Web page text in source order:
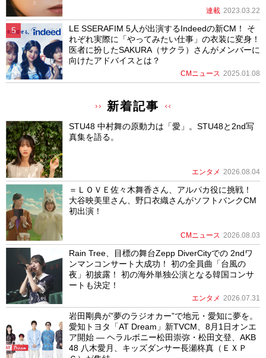
連載 2023.03.22
LE SSERAFIM 5人が出演するIndeedの新CM！ そ
れぞれ実際に「やってみたい仕事」の衣装に変身！
医者に扮したSAKURA（サクラ）さんがメンバーに
向けたアドバイスとは？
CMニュース 2025.01.08
新着記事
STU48 中村舞の原動力は「愛」。STU48と2nd写
真集を語る。
エンタメ 2026.08.04
＝ＬＯＶＥ佐々木舞香さん、アルパカ役に挑戦！
大谷映美里さん、野口衣織さんがソフトバンクCM
初出演！
CMニュース 2026.08.03
Rain Tree、目標の舞台Zepp DiverCityでの 2ndワ
ンマンコンサート大成功！ 初の全員曲「台風の
夜」初披露！ 初の海外単独公演となる韓国コンサ
ートも決定！
エンタメ 2026.07.31
岩田剛典が”夢のラジオカー”で地元・愛知に夢を。
愛知トヨタ「AT Dream」新TVCM、8月1日オンエ
ア開始 ― ヘラルボニー松田崇弥・松田文登、AKB
48 八木愛月、キッズダンサー長瀬柊真（ＥＸＰ